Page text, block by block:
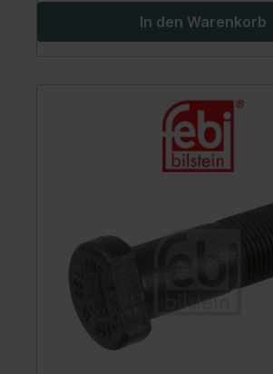
In den Warenkorb